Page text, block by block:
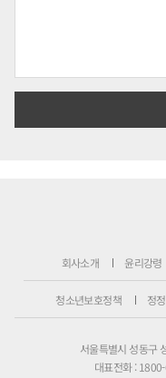
회사소개 윤리강령
청소년보호정책 정
서울특별시 성동구
대표전화 :